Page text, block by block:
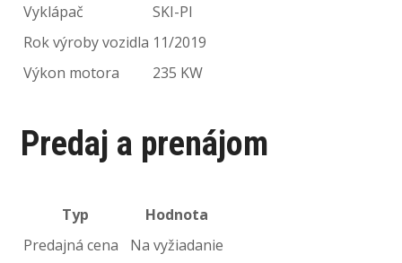
Vyklápač
SKI-PI
Rok výroby vozidla 11/2019
Výkon motora
235 KW
Predaj a prenájom
Typ
Hodnota
Predajná cena
Na vyžiadanie